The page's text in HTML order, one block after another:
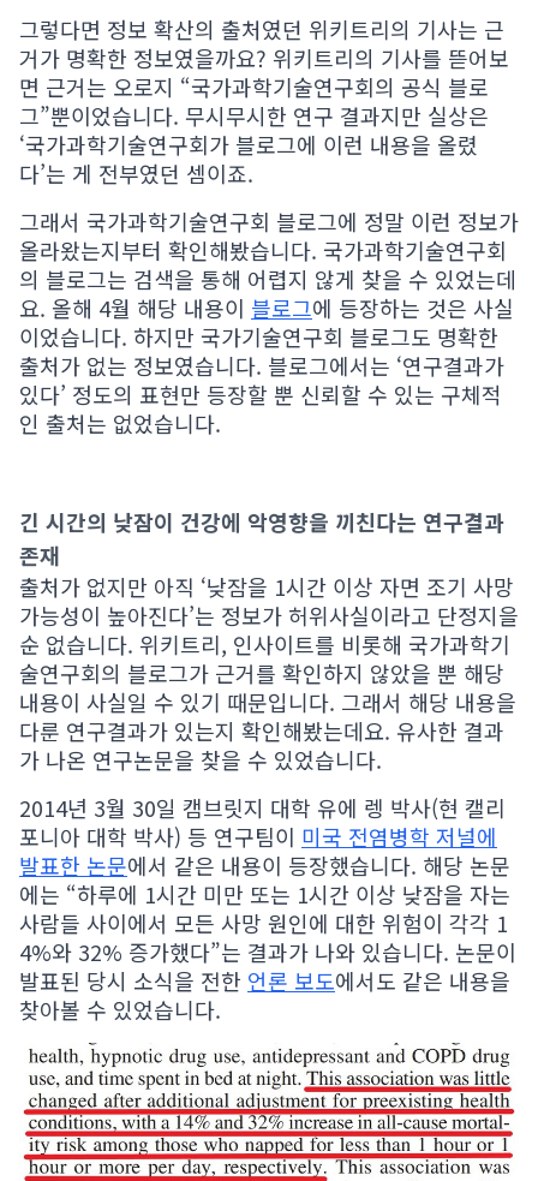
그렇다면 정보 확산의 출처였던 위키트리의 기사는 근
거가 명확한 정보였을까요? 위키트리의 기사를 뜯어보
면 근거는 오로지 “국가과학기술연구회의 공식 블로
그”뿐이었습니다. 무시무시한 연구 결과지만 실상은
‘국가과학기술연구회가 블로그에 이런 내용을 올렸
다’는 게 전부였던 셈이죠.
그래서 국가과학기술연구회 블로그에 정말 이런 정보가
올라왔는지부터 확인해봤습니다. 국가과학기술연구회
의 블로그는 검색을 통해 어렵지 않게 찾을 수 있었는데
요. 올해 4월 해당 내용이 블로그에 등장하는 것은 사실
이었습니다. 하지만 국가기술연구회 블로그도 명확한
출처가 없는 정보였습니다. 블로그에서는 ‘연구결과가
있다’ 정도의 표현만 등장할 뿐 신뢰할 수 있는 구체적
인 출처는 없었습니다.
긴 시간의 낮잠이 건강에 악영향을 끼친다는 연구결과
존재
출처가 없지만 아직 ‘낮잠을 1시간 이상 자면 조기 사망
가능성이 높아진다’는 정보가 허위사실이라고 단정지을
순 없습니다. 위키트리, 인사이트를 비롯해 국가과학기
술연구회의 블로그가 근거를 확인하지 않았을 뿐 해당
내용이 사실일 수 있기 때문입니다. 그래서 해당 내용을
다룬 연구결과가 있는지 확인해봤는데요. 유사한 결과
가 나온 연구논문을 찾을 수 있었습니다.
2014년 3월 30일 캠브릿지 대학 유에 렝 박사(현 캘리
포니아 대학 박사) 등 연구팀이 미국 전염병학 저널에
발표한 논문에서 같은 내용이 등장했습니다. 해당 논문
에는 “하루에 1시간 미만 또는 1시간 이상 낮잠을 자는
사람들 사이에서 모든 사망 원인에 대한 위험이 각각 1
4%와 32% 증가했다”는 결과가 나와 있습니다. 논문이
발표된 당시 소식을 전한 언론 보도에서도 같은 내용을
찾아볼 수 있었습니다.